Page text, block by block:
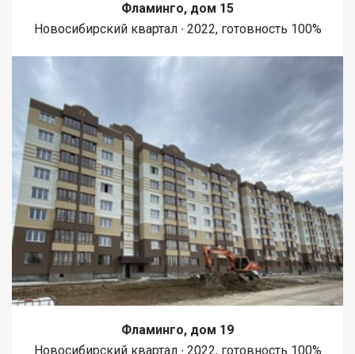
Фламинго, дом 15
Новосибирский квартал ∙ 2022, готовность 100%
Фламинго, дом 19
Новосибирский квартал ∙ 2022, готовность 100%